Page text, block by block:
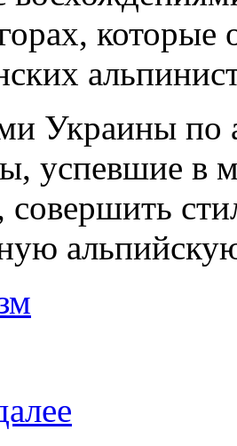
которые
Украины по
успевшие в
совершить